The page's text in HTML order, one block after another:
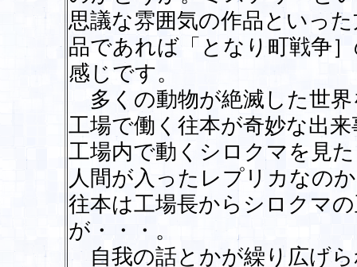
思議な雰囲気の作品といっ
品であれば「となり町戦争
感じです。
多くの動物が絶滅した世
工場で働く往本が奇妙な出
工場内で動くシロクマを見
人間が入ったレプリカなの
往本は工場長からシロクマ
が・・・。
自我の話とかが繰り広げ